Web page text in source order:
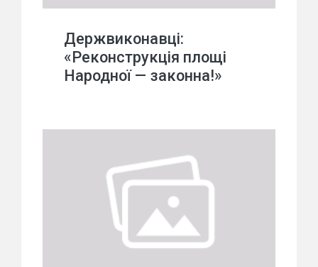
Держвиконавці:
«Реконструкція площі
Народної — законна!»